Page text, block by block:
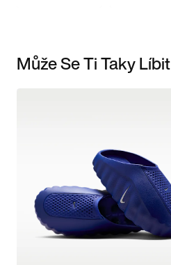
Může Se Ti Taky Líbit